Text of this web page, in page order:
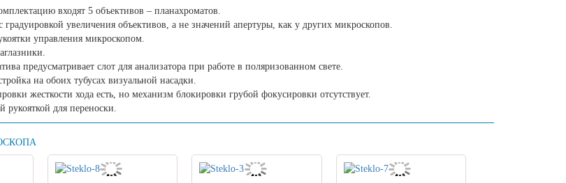
входят 5 объективов – планахроматов.
градуировкой увеличения объективов, а не значений апертуры, как у других микроскопов.
управления микроскопом.
предусматривает слот для анализатора при работе в поляризованном свете.
на обоих тубусах визуальной насадки.
жесткости хода есть, но механизм блокировки грубой фокусировки отсутствует.
рукояткой для переноски.